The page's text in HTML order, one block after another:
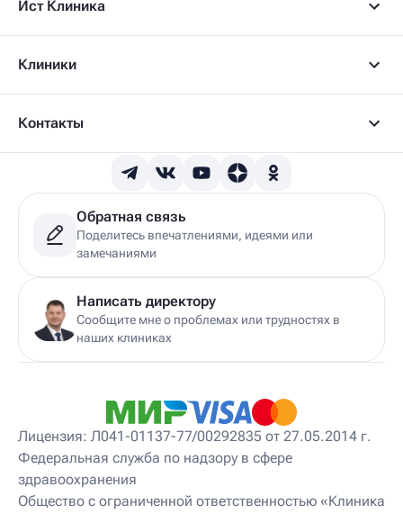
Дерматовенеролог
Детский вертебролог
Детский врач УЗИ
Детский гепатолог
Детский гинеколог
Детский гинеколог-эндокринолог
Детский гирудотерапевт
Детский дерматовенеролог
Детский дерматолог
Детский диетолог
Детский инструктор ЛФК
Детский кинезиолог
Детский консультирующий врач ЛФК
Детский мануальный терапевт
Детский массажист
Детский невропатолог
Детский нейропсихолог
Детский нутрициолог
Детский ортопед
Детский остеопат
Детский отоневролог
Ист Клиника
Клиники
Контакты
Обратная связь
Поделитесь впечатлениями, идеями или
замечаниями
Написать директору
Сообщите мне о проблемах или трудностях в
наших клиниках
Лицензия: Л041-01137-77/00292835 от 27.05.2014 г.
Федеральная служба по надзору в сфере
здравоохранения
Общество с ограниченной ответственностью «Клиника